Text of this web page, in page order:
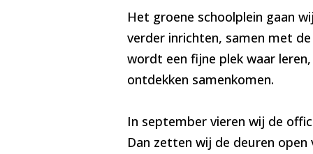
Het groene schoolplein gaan
verder inrichten, samen met
wordt een fijne plek waar
ontdekken samenkomen.
In september vieren wij de
Dan zetten wij de deuren open